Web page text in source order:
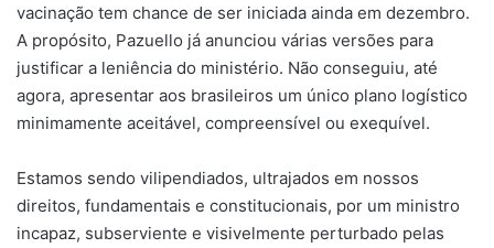
vacinação tem chance de ser iniciada ainda em dezembro.
A propósito, Pazuello já anunciou várias versões para
justificar a leniência do ministério. Não conseguiu, até
agora, apresentar aos brasileiros um único plano logístico
minimamente aceitável, compreensível ou exequível.
Estamos sendo vilipendiados, ultrajados em nossos
direitos, fundamentais e constitucionais, por um ministro
incapaz, subserviente e visivelmente perturbado pelas